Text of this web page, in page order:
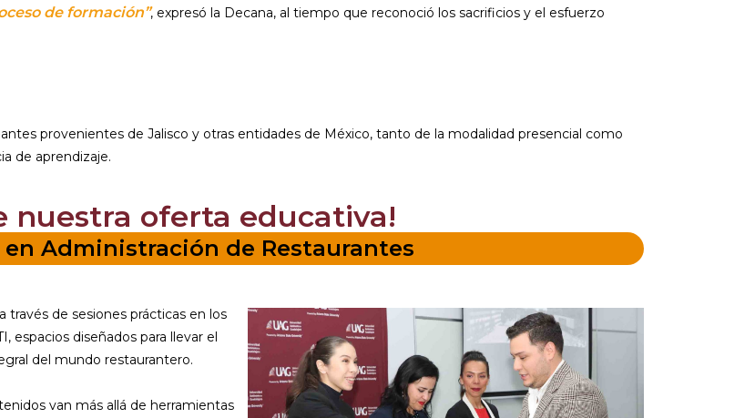
de formación”, expresó la Decana, al tiempo que reconoció los sacrificios y el esfuerzo
provenientes de Jalisco y otras entidades de México, tanto de la modalidad presencial como
de aprendizaje.
nuestra oferta educativa!
Administración de Restaurantes
de sesiones prácticas en los
espacios diseñados para llevar el
del mundo restaurantero.
van más allá de herramientas